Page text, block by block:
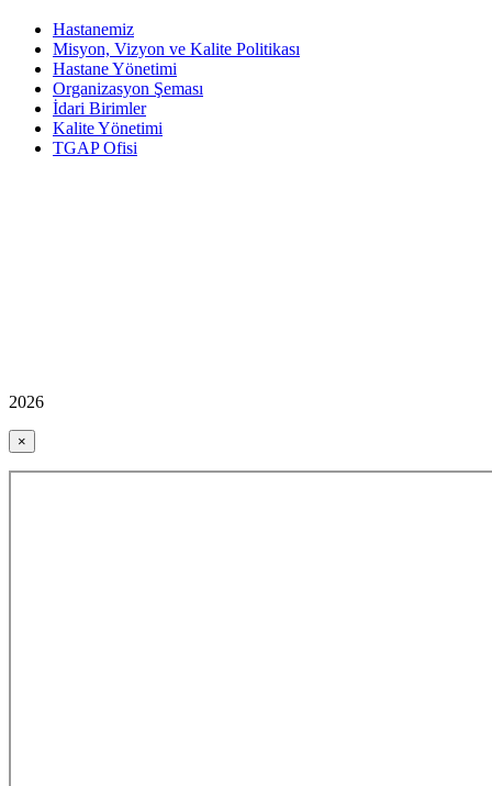
Hastanemiz
Misyon, Vizyon ve Kalite Politikası
Hastane Yönetimi
Organizasyon Şeması
İdari Birimler
Kalite Yönetimi
TGAP Ofisi
2026
×